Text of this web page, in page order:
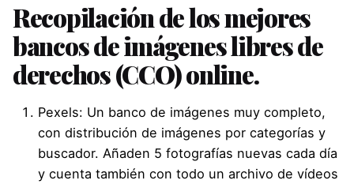
Recopilación de los mejores
bancos de imágenes libres de
derechos (CCO) online.
Pexels: Un banco de imágenes muy completo,
con distribución de imágenes por categorías y
buscador. Añaden 5 fotografías nuevas cada día
y cuenta también con todo un archivo de vídeos